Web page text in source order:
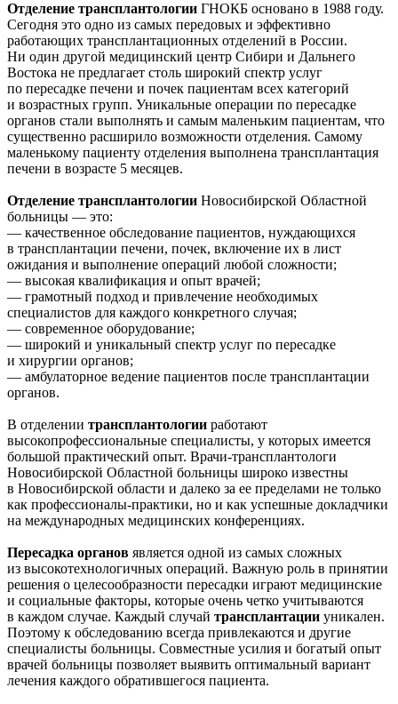
Отделение трансплантологии ГНОКБ основано в 1988 году.
Сегодня это одно из самых передовых и эффективно
работающих трансплантационных отделений в России.
Ни один другой медицинский центр Сибири и Дальнего
Востока не предлагает столь широкий спектр услуг
по пересадке печени и почек пациентам всех категорий
и возрастных групп. Уникальные операции по пересадке
органов стали выполнять и самым маленьким пациентам, что
существенно расширило возможности отделения. Самому
маленькому пациенту отделения выполнена трансплантация
печени в возрасте 5 месяцев.
Отделение трансплантологии Новосибирской Областной
больницы — это:
— качественное обследование пациентов, нуждающихся
в трансплантации печени, почек, включение их в лист
ожидания и выполнение операций любой сложности;
— высокая квалификация и опыт врачей;
— грамотный подход и привлечение необходимых
специалистов для каждого конкретного случая;
— современное оборудование;
— широкий и уникальный спектр услуг по пересадке
и хирургии органов;
— амбулаторное ведение пациентов после трансплантации
органов.
В отделении трансплантологии работают
высокопрофессиональные специалисты, у которых имеется
большой практический опыт. Врачи-трансплантологи
Новосибирской Областной больницы широко известны
в Новосибирской области и далеко за ее пределами не только
как профессионалы-практики, но и как успешные докладчики
на международных медицинских конференциях.
Пересадка органов является одной из самых сложных
из высокотехнологичных операций. Важную роль в принятии
решения о целесообразности пересадки играют медицинские
и социальные факторы, которые очень четко учитываются
в каждом случае. Каждый случай трансплантации уникален.
Поэтому к обследованию всегда привлекаются и другие
специалисты больницы. Совместные усилия и богатый опыт
врачей больницы позволяет выявить оптимальный вариант
лечения каждого обратившегося пациента.